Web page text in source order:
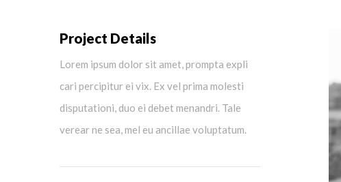
Project Details
Lorem ipsum dolor sit amet, prompta expli
cari percipitur ei vix. Ex vel prima molesti
disputationi, duo ei debet menandri. Tale
verear ne sea, mel eu ancillae voluptatum.